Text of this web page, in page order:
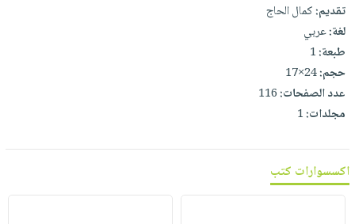
تواصل
معنا
تقديم:كمال الحاج
لغة:عربي
طبعة:1
حجم:24×17
عدد الصفحات:116
مجلدات:1
اكسسوارات كتب